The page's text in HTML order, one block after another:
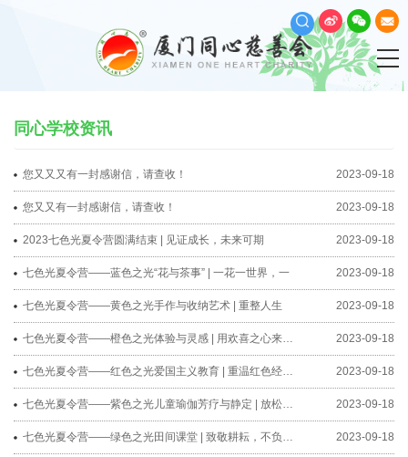
同心学校资讯
您又又又有一封感谢信，请查收！ 2023-09-18
您又又有一封感谢信，请查收！ 2023-09-18
2023七色光夏令营圆满结束 | 见证成长，未来可期 2023-09-18
七色光夏令营——蓝色之光“花与茶事” | 一花一世界，一 2023-09-18
七色光夏令营——黄色之光手作与收纳艺术 | 重整人生 2023-09-18
七色光夏令营——橙色之光体验与灵感 | 用欢喜之心来做喜 2023-09-18
七色光夏令营——红色之光爱国主义教育 | 重温红色经典， 2023-09-18
七色光夏令营——紫色之光儿童瑜伽芳疗与静定 | 放松身心 2023-09-18
七色光夏令营——绿色之光田间课堂 | 致敬耕耘，不负收获 2023-09-18